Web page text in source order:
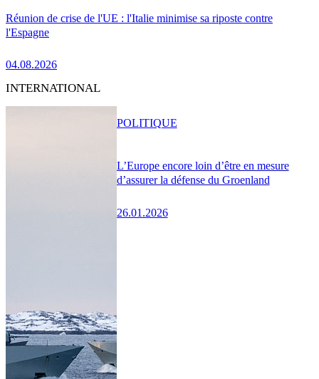
Réunion de crise de l'UE : l'Italie minimise sa riposte contre
l'Espagne
04.08.2026
INTERNATIONAL
L’Europe encore loin d’être en mesure
d’assurer la défense du Groenland
26.01.2026
POLITIQUE